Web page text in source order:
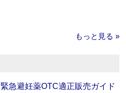
もっと見る »
緊急避妊薬OTC適正販売ガイド